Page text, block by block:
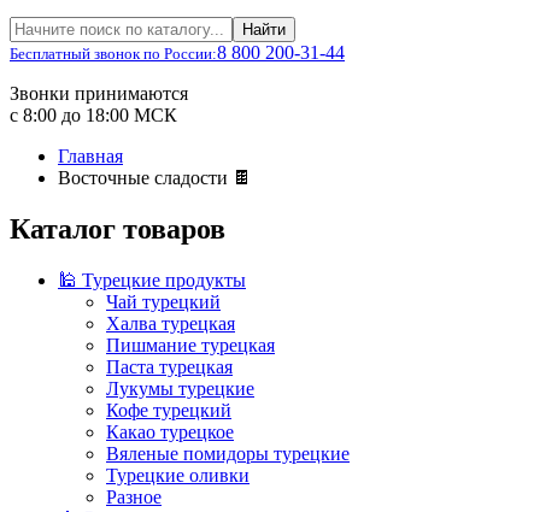
Найти
Бесплатный звонок по России:8 800 200-31-44
Звонки принимаются
с 8:00 до 18:00 МСК
Главная
Восточные сладости 🍫
Каталог товаров
🕌 Турецкие продукты
Чай турецкий
Халва турецкая
Пишмание турецкая
Паста турецкая
Лукумы турецкие
Кофе турецкий
Какао турецкое
Вяленые помидоры турецкие
Турецкие оливки
Разное